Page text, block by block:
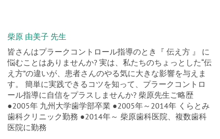
柴原 由美子 先生
皆さんはプラークコントロール指導のとき『 伝え方 』 に
悩むことはありませんか? 実は、私たちのちょっとした“伝
え方”の違いが、患者さんのやる気に大きな影響を与えま
す。 簡単に実践できるコツを知って、プラークコントロ
ール指導に自信をプラスしませんか? 柴原先生ご略歴
●2005年 九州大学歯学部卒業 ●2005年～2014年 くらとみ
歯科クリニック勤務 ●2014年～ 柴原歯科医院、複数歯科
医院に勤務